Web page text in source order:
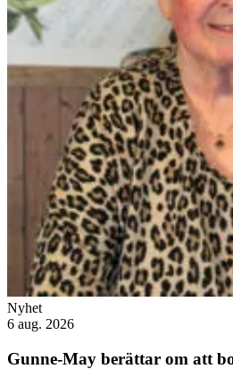
Nyhet
6 aug. 2026
Gunne-May berättar om att